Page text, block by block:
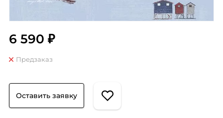
6 590 ₽
Предзаказ
Оставить заявку